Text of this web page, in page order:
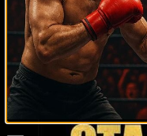
Ренальдо Картер Анджей
Хосе Янез Риджис Прогрейс
Хэнкс Эррол Спенс Майкл
Такехара Марсело Луиш
Seokhyeon Ko
Вернон